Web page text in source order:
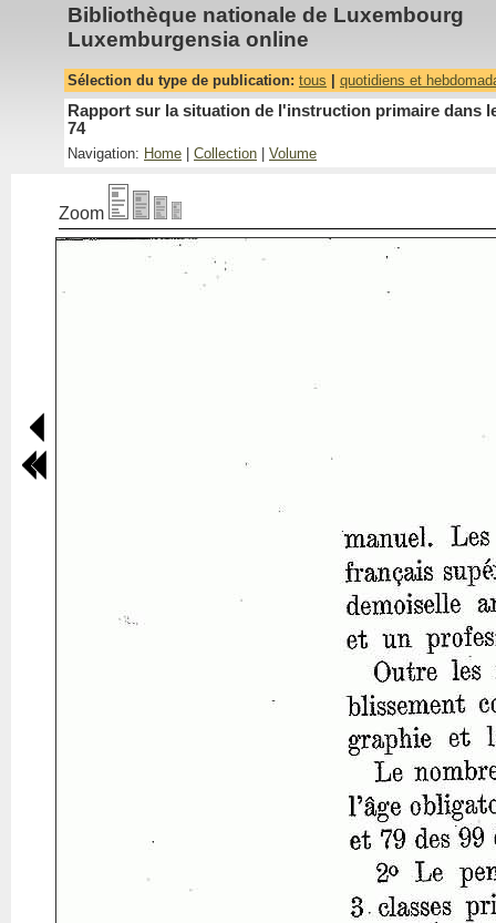
Bibliothèque nationale de Luxembourg
Luxemburgensia online
Sélection du type de publication: tous quotidiens et
Rapport sur la situation de l'instruction primaire dans
74
Navigation: Home Collection Volume
Zoom